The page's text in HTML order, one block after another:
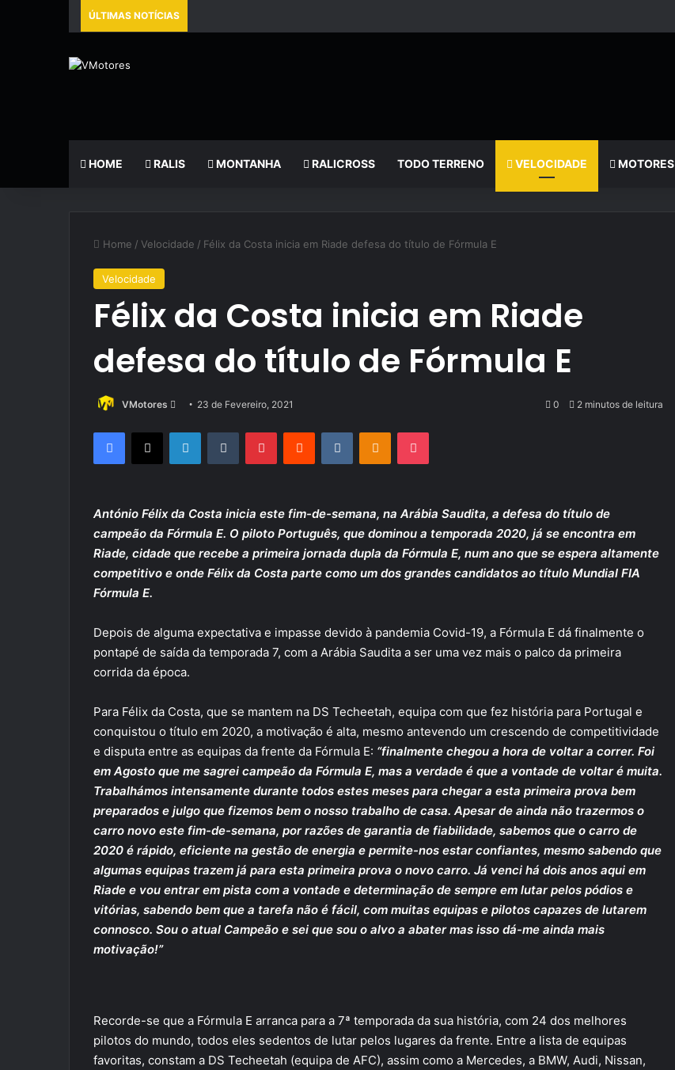
ÚLTIMAS NOTÍCIAS
HOME RALIS MONTANHA RALICROSS TODO TERRENO VELOCIDADE MOTORES
Home / Velocidade / Félix da Costa inicia em Riade defesa do título de Fórmula E
Velocidade
Félix da Costa inicia em Riade
defesa do título de Fórmula E
VMotores
Send
email
23 de Fevereiro, 2021 0 2 minutos de leitura
Facebook
X LinkedInTumblr PinterestReddit VKontakteOdnoklassniki
Pocket
António Félix da Costa inicia este fim-de-semana, na Arábia Saudita, a defesa do título de
campeão da Fórmula E. O piloto Português, que dominou a temporada 2020, já se encontra em
Riade, cidade que recebe a primeira jornada dupla da Fórmula E, num ano que se espera altamente
competitivo e onde Félix da Costa parte como um dos grandes candidatos ao título Mundial FIA
Fórmula E.
Depois de alguma expectativa e impasse devido à pandemia Covid-19, a Fórmula E dá finalmente o
pontapé de saída da temporada 7, com a Arábia Saudita a ser uma vez mais o palco da primeira
corrida da época.
Para Félix da Costa, que se mantem na DS Techeetah, equipa com que fez história para Portugal e
conquistou o título em 2020, a motivação é alta, mesmo antevendo um crescendo de competitividade
e disputa entre as equipas da frente da Fórmula E: “finalmente chegou a hora de voltar a correr. Foi
em Agosto que me sagrei campeão da Fórmula E, mas a verdade é que a vontade de voltar é muita.
Trabalhámos intensamente durante todos estes meses para chegar a esta primeira prova bem
preparados e julgo que fizemos bem o nosso trabalho de casa. Apesar de ainda não trazermos o
carro novo este fim-de-semana, por razões de garantia de fiabilidade, sabemos que o carro de
2020 é rápido, eficiente na gestão de energia e permite-nos estar confiantes, mesmo sabendo que
algumas equipas trazem já para esta primeira prova o novo carro. Já venci há dois anos aqui em
Riade e vou entrar em pista com a vontade e determinação de sempre em lutar pelos pódios e
vitórias, sabendo bem que a tarefa não é fácil, com muitas equipas e pilotos capazes de lutarem
connosco. Sou o atual Campeão e sei que sou o alvo a abater mas isso dá-me ainda mais
motivação!”
Recorde-se que a Fórmula E arranca para a 7ª temporada da sua história, com 24 dos melhores
pilotos do mundo, todos eles sedentos de lutar pelos lugares da frente. Entre a lista de equipas
favoritas, constam a DS Techeetah (equipa de AFC), assim como a Mercedes, a BMW, Audi, Nissan,